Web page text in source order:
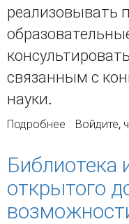
реализовывать
связанным с
науки.
Подробнее оВойдите,
Библиотека
открытого